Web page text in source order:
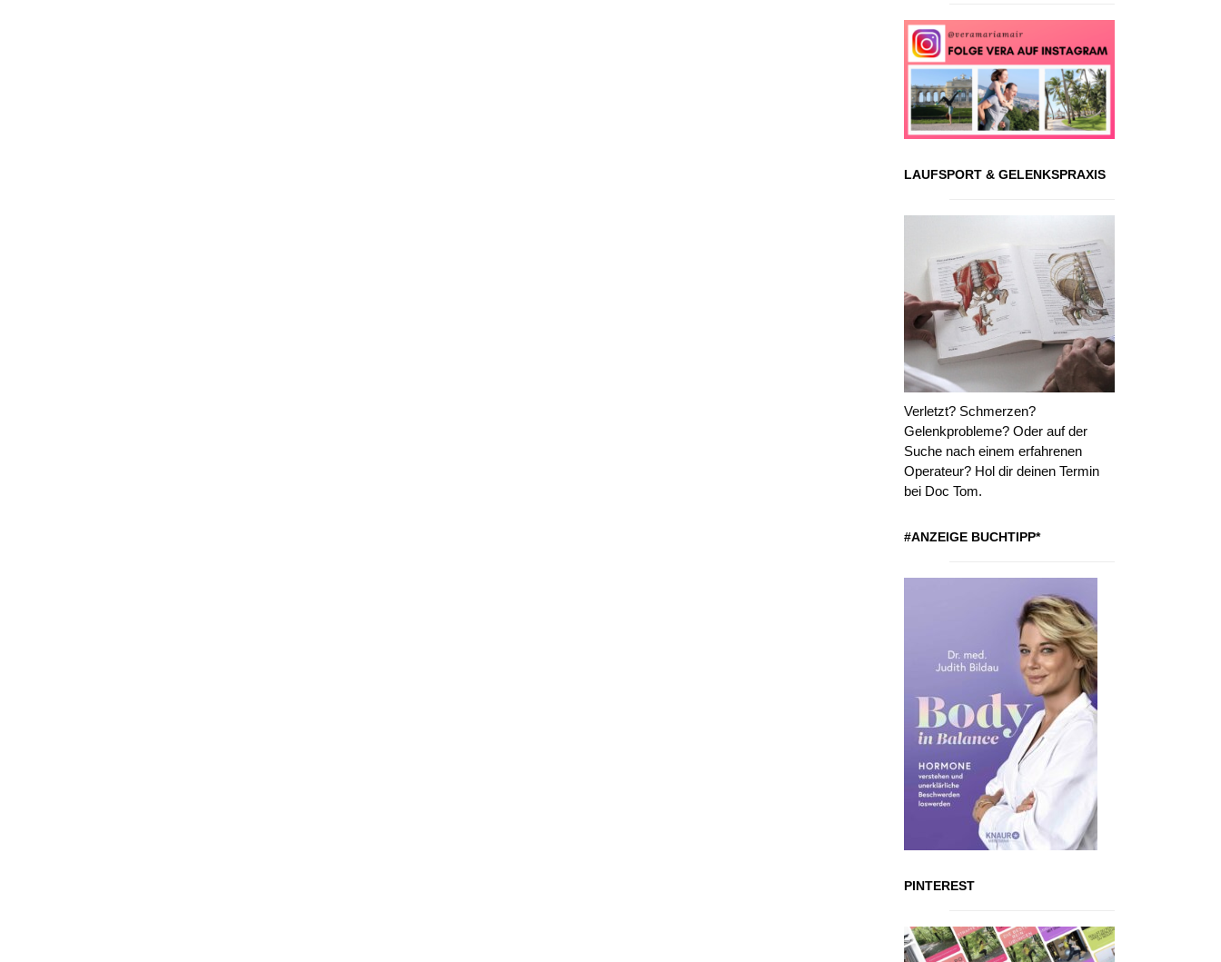
LAUFSPORT & GELENKSPRAXIS
Verletzt? Schmerzen?
Gelenkprobleme? Oder auf der
Suche nach einem erfahrenen
Operateur? Hol dir deinen Termin
bei Doc Tom.
#ANZEIGE BUCHTIPP*
PINTEREST